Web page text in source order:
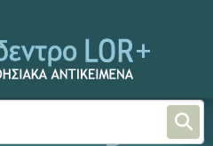
Γεωγραφία-Γεωλογία